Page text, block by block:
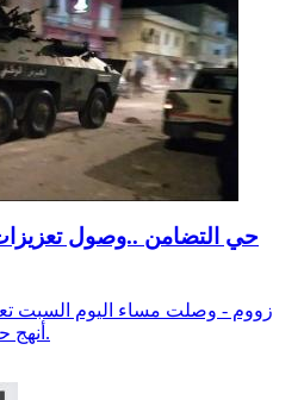
حي التضامن ..وصول
زووم - وصلت مساء اليوم السبت
أنهج حي التضامن التابع لولاية أريانة.